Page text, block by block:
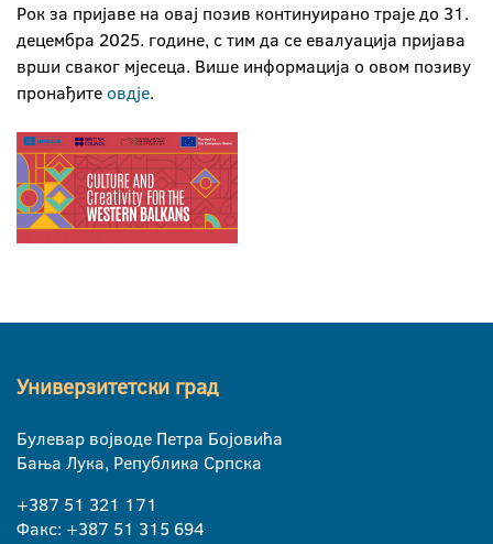
Рок за пријаве на овај позив континуирано траје до 31.
децембра 2025. године, с тим да се евалуација пријава
врши сваког мјесеца. Више информација о овом позиву
пронађите овдје.
Универзитетски град
Булевар војводе Петра Бојовића
Бања Лука, Република Српска
+387 51 321 171
Факс: +387 51 315 694